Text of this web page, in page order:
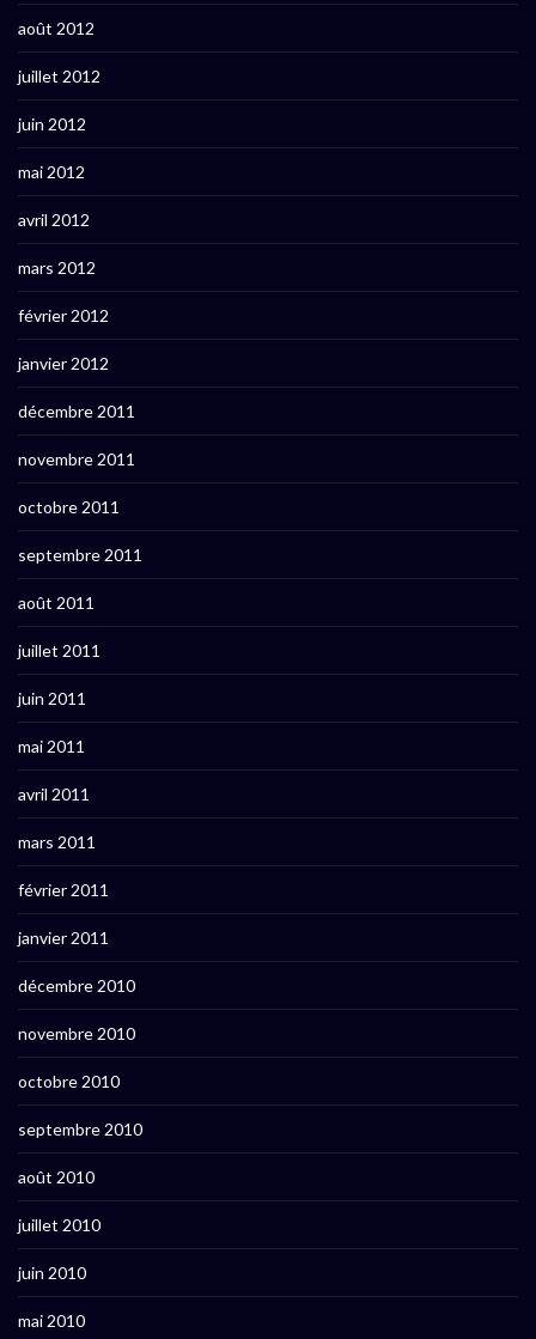
août 2012
juillet 2012
juin 2012
mai 2012
avril 2012
mars 2012
février 2012
janvier 2012
décembre 2011
novembre 2011
octobre 2011
septembre 2011
août 2011
juillet 2011
juin 2011
mai 2011
avril 2011
mars 2011
février 2011
janvier 2011
décembre 2010
novembre 2010
octobre 2010
septembre 2010
août 2010
juillet 2010
juin 2010
mai 2010